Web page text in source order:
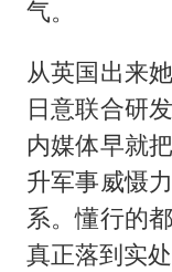
气。
从英国出来
日意联合研
内媒体早就
升军事威慑
系。懂行的
真正落到实